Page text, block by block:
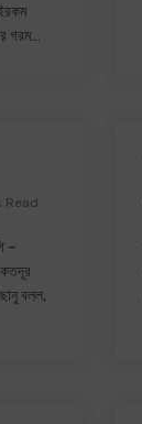
গরম…
Read
–
কতদূর
বলল,